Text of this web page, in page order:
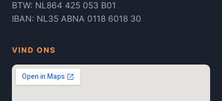
BTW: NL864 425 053 B01
IBAN: NL35 ABNA 0118 6018 30
VIND ONS